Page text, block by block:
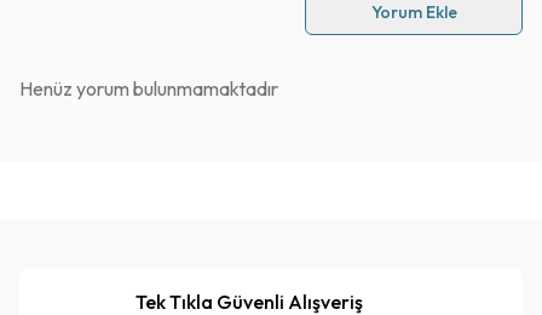
Yorum Ekle
Henüz yorum bulunmamaktadır
Tek Tıkla Güvenli Alışveriş